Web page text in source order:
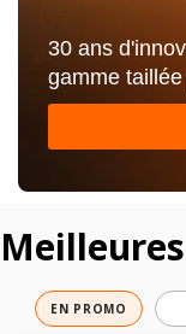
30 ans
gamme
EN PROMO